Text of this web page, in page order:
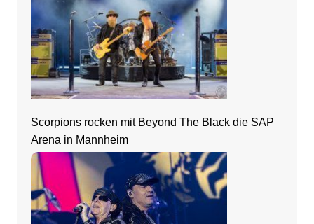
Scorpions rocken mit Beyond The Black die SAP
Arena in Mannheim